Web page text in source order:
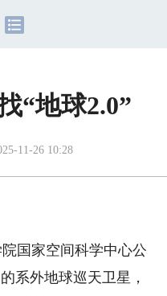
“地球2.0”
11-26 10:28
国家空间科学中心公
系外地球巡天卫星，